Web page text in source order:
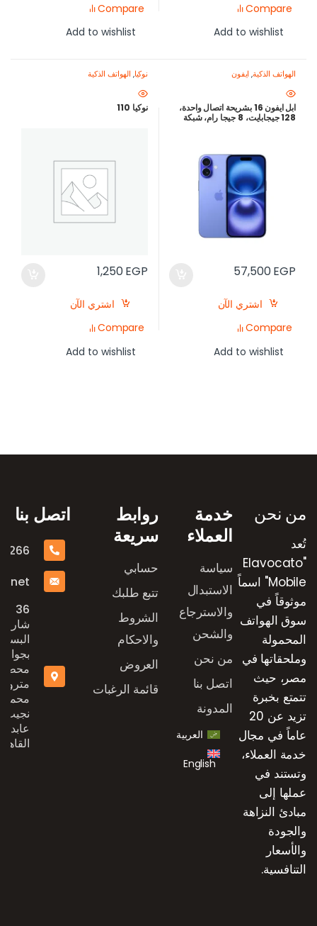
Compare
Add to wishlist
Compare
Add to wishlist
الهواتف الذكية, ايفون
ابل ايفون 16 بشريحة اتصال واحدة،
128 جيجابايت، 8 جيجا رام، شبكة
57,500EGP
اشتري الآن
Compare
Add to wishlist
نوكيا, الهواتف الذكية
نوكيا 110
1,250EGP
اشتري الآن
Compare
Add to wishlist
من نحن
تُعد
"Elavocato
Mobile" اسماً
موثوقاً في
سوق الهواتف
المحمولة
وملحقاتها في
مصر، حيث
تتمتع بخبرة
تزيد عن 20
عاماً في مجال
خدمة العملاء،
وتستند في
عملها إلى
مبادئ النزاهة
والجودة
والأسعار
التنافسية.
خدمة
العملاء
سياسة
الاستبدال
والاسترجاع
والشحن
من نحن
اتصل بنا
المدونة
العربية
English
روابط
سريعة
حسابي
تتبع طلبك
الشروط
والاحكام
العروض
قائمة الرغبات
اتصل بنا
36
شارع
بجوار
محطة
مترو
محمد
نجيب،